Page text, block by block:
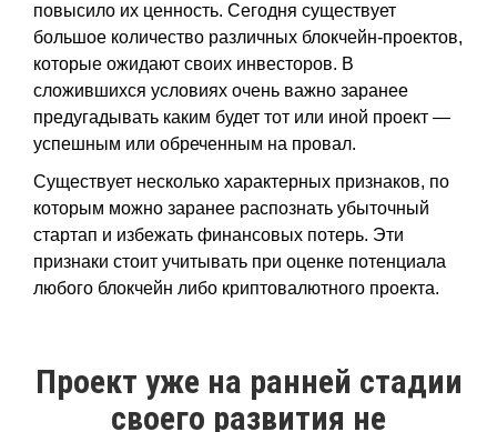
повысило их ценность. Сегодня существует
большое количество различных блокчейн-проектов,
которые ожидают своих инвесторов. В
сложившихся условиях очень важно заранее
предугадывать каким будет тот или иной проект —
успешным или обреченным на провал.
Существует несколько характерных признаков, по
которым можно заранее распознать убыточный
стартап и избежать финансовых потерь. Эти
признаки стоит учитывать при оценке потенциала
любого блокчейн либо криптовалютного проекта.
Проект уже на ранней стадии
своего развития не